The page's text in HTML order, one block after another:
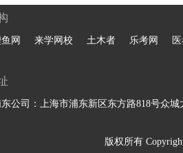
网 来学网校 土木者 乐考网
公司：上海市浦东新区东方路818号众城
版权所有